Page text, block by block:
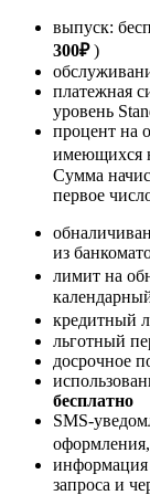
выпуск:
300₽)
платежная
уровень
процент на
имеющихся
Сумма
первое
из
лимит на
кредитный
льготный
досрочное
бесплатно
SMS-
информация
запроса и